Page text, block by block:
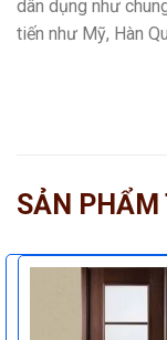
dân dụng như
tiến như Mỹ, Hàn
SẢN PHẨM